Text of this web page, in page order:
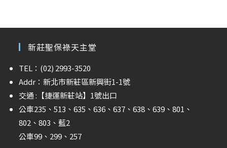
新莊聖保祿天主堂
TEL：(02) 2993-3520
Addr：新北市新莊區新興街1-1號
交通 : 【捷運新莊站】 1號出口
公車235、513、635、636、637、638、639、801、
802、803、藍2
公車99、299、257